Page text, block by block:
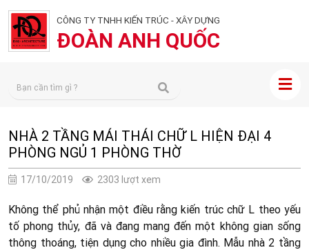
CÔNG TY TNHH KIẾN TRÚC - XÂY DỰNG
ĐOÀN ANH QUỐC
NHÀ 2 TẦNG MÁI THÁI CHỮ L HIỆN ĐẠI 4
PHÒNG NGỦ 1 PHÒNG THỜ
17/10/2019 2303 lượt xem
Không thể phủ nhận một điều rằng kiến trúc chữ L theo yếu
tố phong thủy, đã và đang mang đến một không gian sống
thông thoáng, tiện dụng cho nhiều gia đình. Mẫu nhà 2 tầng